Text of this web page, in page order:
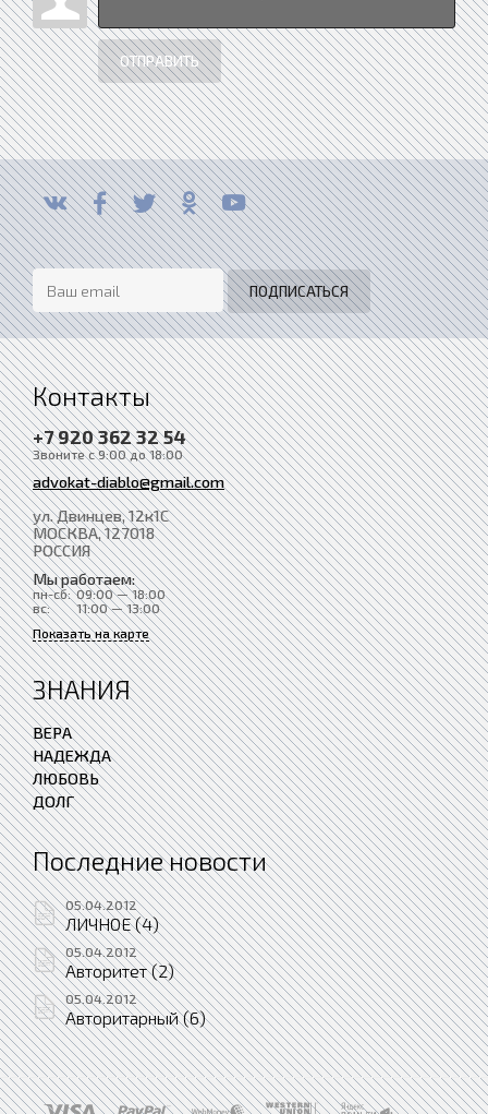
ОТПРАВИТЬ
Контакты
+7 920 362 32 54
Звоните с 9:00 до 18:00
advokat-diablo@gmail.com
ул. Двинцев, 12к1С
МОСКВА, 127018
РОССИЯ
Мы работаем:
пн-сб: 09:00 — 18:00
вс:
11:00 — 13:00
Показать на карте
ЗНАНИЯ
ВЕРА
НАДЕЖДА
ЛЮБОВЬ
ДОЛГ
Последние новости
05.04.2012
ЛИЧНОЕ (4)
05.04.2012
Авторитет (2)
05.04.2012
Авторитарный (6)